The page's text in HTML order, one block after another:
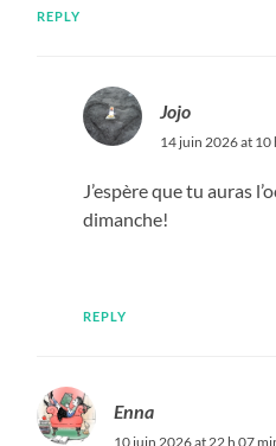
REPLY
Jojo
14 juin 2026 at 10
J’espère que tu auras
dimanche!
REPLY
Enna
10 juin 2026 at 22 h 07